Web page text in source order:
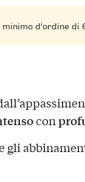
minimo d'ordine di
con
gli